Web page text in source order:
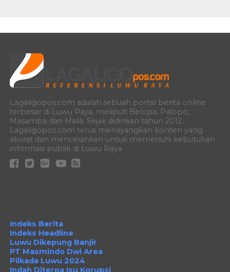
Lagaligopos.com adalah sebuah portal berita online
terbesar di Luwu Raya, meliputi Belopa, Palopo,
Masamba dan Malili. Sejak didirikan tahun 2012,
Lagaligopos.com terus menayangkan konten yang
akurat dan mencerahkan untuk memenuhi kebutuhan
informasi publik di Luwu Raya
Indeks Berita
Indeks Headline
Luwu Dikepung Banjir
PT Masmindo Dwi Area
Pilkada Luwu 2024
Indah Diterpa Isu Korupsi